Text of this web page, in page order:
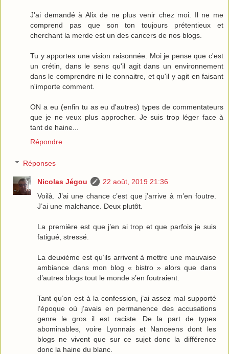
J'ai demandé à Alix de ne plus venir chez moi. Il ne me
comprend pas que son ton toujours prétentieux et
cherchant la merde est un des cancers de nos blogs.
Tu y apportes une vision raisonnée. Moi je pense que c'est
un crétin, dans le sens qu'il agit dans un environnement
dans le comprendre ni le connaitre, et qu'il y agit en faisant
n'importe comment.
ON a eu (enfin tu as eu d'autres) types de commentateurs
que je ne veux plus approcher. Je suis trop léger face à
tant de haine...
Répondre
Réponses
Nicolas Jégou
22 août, 2019 21:36
Voilà. J’ai une chance c’est que j’arrive à m’en foutre.
J’ai une malchance. Deux plutôt.
La première est que j’en ai trop et que parfois je suis
fatigué, stressé.
La deuxième est qu’ils arrivent à mettre une mauvaise
ambiance dans mon blog « bistro » alors que dans
d’autres blogs tout le monde s’en foutraient.
Tant qu’on est à la confession, j’ai assez mal supporté
l’époque où j’avais en permanence des accusations
genre le gros il est raciste. De la part de types
abominables, voire Lyonnais et Nanceens dont les
blogs ne vivent que sur ce sujet donc la différence
donc la haine du blanc.